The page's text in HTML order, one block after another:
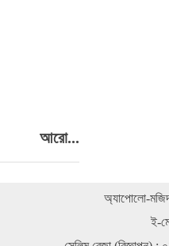
আরো...
অ্যাপোলো-
ই-